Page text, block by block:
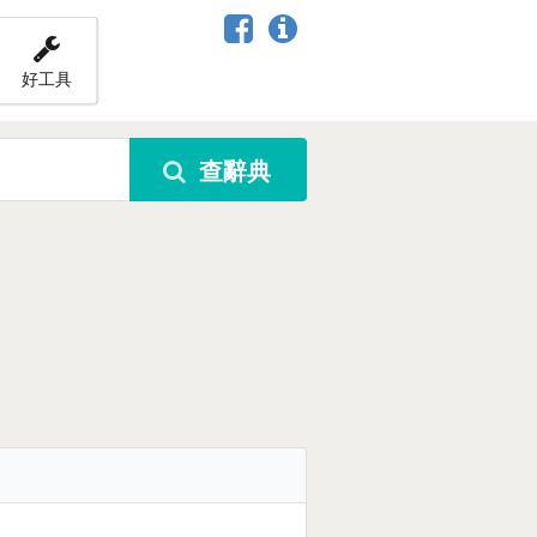
好工具
查辭典